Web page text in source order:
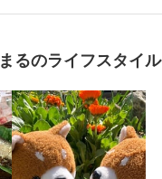
まるのライフスタイル